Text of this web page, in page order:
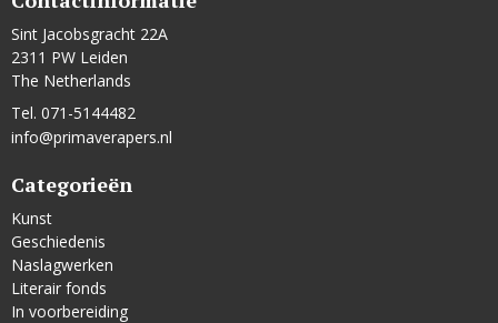
Sint Jacobsgracht 22A
2311 PW Leiden
The Netherlands
Tel. 071-5144482
info@primaverapers.nl
Categorieën
Kunst
Geschiedenis
Naslagwerken
Literair fonds
In voorbereiding